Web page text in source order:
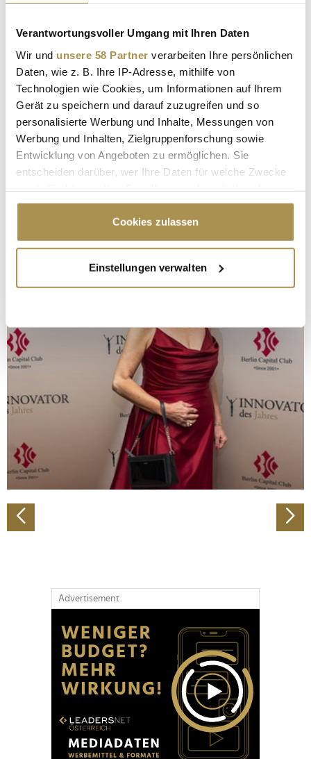
Verantwortungsvoller Umgang mit Ihren Daten
Wir und unsere 58 Partner verarbeiten Ihre persönlichen
Daten, wie z. B. Ihre IP-Adresse, mithilfe von
Technologien wie Cookies, um Informationen auf Ihrem
Gerät zu speichern und darauf zuzugreifen und so
personalisierte Werbung und Inhalte, Messungen von
Werbung und Inhalten, Zielgruppenforschung sowie
Entwicklung von Angeboten zu ermöglichen. Sie
entscheiden darüber, wer Ihre Daten für welche Zwecke
Cookie-Erklärung oder durch Klicken auf das Privacy
Trigger Symbol ändern oder widerrufen
Informationen über Ihre geografische Lage
erfassen, welche bis auf einige Meter genau sein
bestimmten Merkmalen (Fingerprinting) identifizieren
Erfahren Sie mehr darüber, wie Ihre persönlichen Daten
verarbeitet werden, und legen Sie Ihre Präferenzen im
Abschnitt Einzelheitenfest.
Wir verwenden Cookies, um Inhalte und Anzeigen zu
personalisieren, Funktionen für soziale Medien anbieten
zu können und die Zugriffe auf unsere Website zu
analysieren. Außerdem geben wir Informationen zu Ihrer
Verwendung unserer Website an unsere Partner für
soziale Medien, Werbung und Analysen weiter. Unsere
Partner führen diese Informationen möglicherweise mit
Cookies zulassen
Einstellungen verwalten
Advertisement